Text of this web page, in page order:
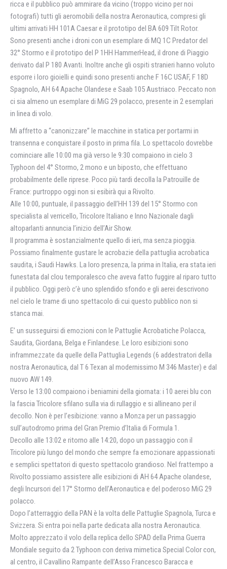
ricca e il pubblico può ammirare da vicino (troppo vicino per noi
fotografi) tutti gli aeromobili della nostra Aeronautica, compresi gli
ultimi arrivati HH 101A Caesar e il prototipo del BA 609 Tilt Rotor.
Sono presenti anche i droni con un esemplare di MQ 1C Predator del
32° Stormo e il prototipo del P 1HH HammerHead, il drone di Piaggio
derivato dal P 180 Avanti. Inoltre anche gli ospiti stranieri hanno voluto
esporre i loro gioielli e quindi sono presenti anche F 16C USAF, F 18D
Spagnolo, AH 64 Apache Olandese e Saab 105 Austriaco. Peccato non
ci sia almeno un esemplare di MiG 29 polacco, presente in 2 esemplari
in linea di volo.
Mi affretto a “canonizzare” le macchine in statica per portarmi in
transenna e conquistare il posto in prima fila. Lo spettacolo dovrebbe
cominciare alle 10:00 ma già verso le 9:30 compaiono in cielo 3
Typhoon del 4° Stormo, 2 mono e un biposto, che effettuano
probabilmente delle riprese. Poco più tardi decolla la Patrouille de
France: purtroppo oggi non si esibirà qui a Rivolto.
Alle 10:00, puntuale, il passaggio dell’HH 139 del 15° Stormo con
specialista al verricello, Tricolore Italiano e Inno Nazionale dagli
altoparlanti annuncia l’inizio dell’Air Show.
Il programma è sostanzialmente quello di ieri, ma senza pioggia.
Possiamo finalmente gustare le acrobazie della pattuglia acrobatica
saudita, i Saudi Hawks. La loro presenza, la prima in Italia, era stata ieri
funestata dal clou temporalesco che aveva fatto fuggire al riparo tutto
il pubblico. Oggi però c’è uno splendido sfondo e gli aerei descrivono
nel cielo le trame di uno spettacolo di cui questo pubblico non si
stanca mai.
E’ un susseguirsi di emozioni con le Pattuglie Acrobatiche Polacca,
Saudita, Giordana, Belga e Finlandese. Le loro esibizioni sono
inframmezzate da quelle della Pattuglia Legends (6 addestratori della
nostra Aeronautica, dal T 6 Texan al modernissimo M 346 Master) e dal
nuovo AW 149.
Verso le 13:00 compaiono i beniamini della giornata: i 10 aerei blu con
la fascia Tricolore sfilano sulla via di rullaggio e si allineano per il
decollo. Non è per l’esibizione: vanno a Monza per un passaggio
sull’autodromo prima del Gran Premio d’Italia di Formula 1.
Decollo alle 13:02 e ritorno alle 14:20, dopo un passaggio con il
Tricolore più lungo del mondo che sempre fa emozionare appassionati
e semplici spettatori di questo spettacolo grandioso. Nel frattempo a
Rivolto possiamo assistere alle esibizioni di AH 64 Apache olandese,
degli Incursori del 17° Stormo dell’Aeronautica e del poderoso MiG 29
polacco.
Dopo l’atterraggio della PAN è la volta delle Pattuglie Spagnola, Turca e
Svizzera. Si entra poi nella parte dedicata alla nostra Aeronautica.
Molto apprezzato il volo della replica dello SPAD della Prima Guerra
Mondiale seguito da 2 Typhoon con deriva mimetica Special Color con,
al centro, il Cavallino Rampante dell’Asso Francesco Baracca e